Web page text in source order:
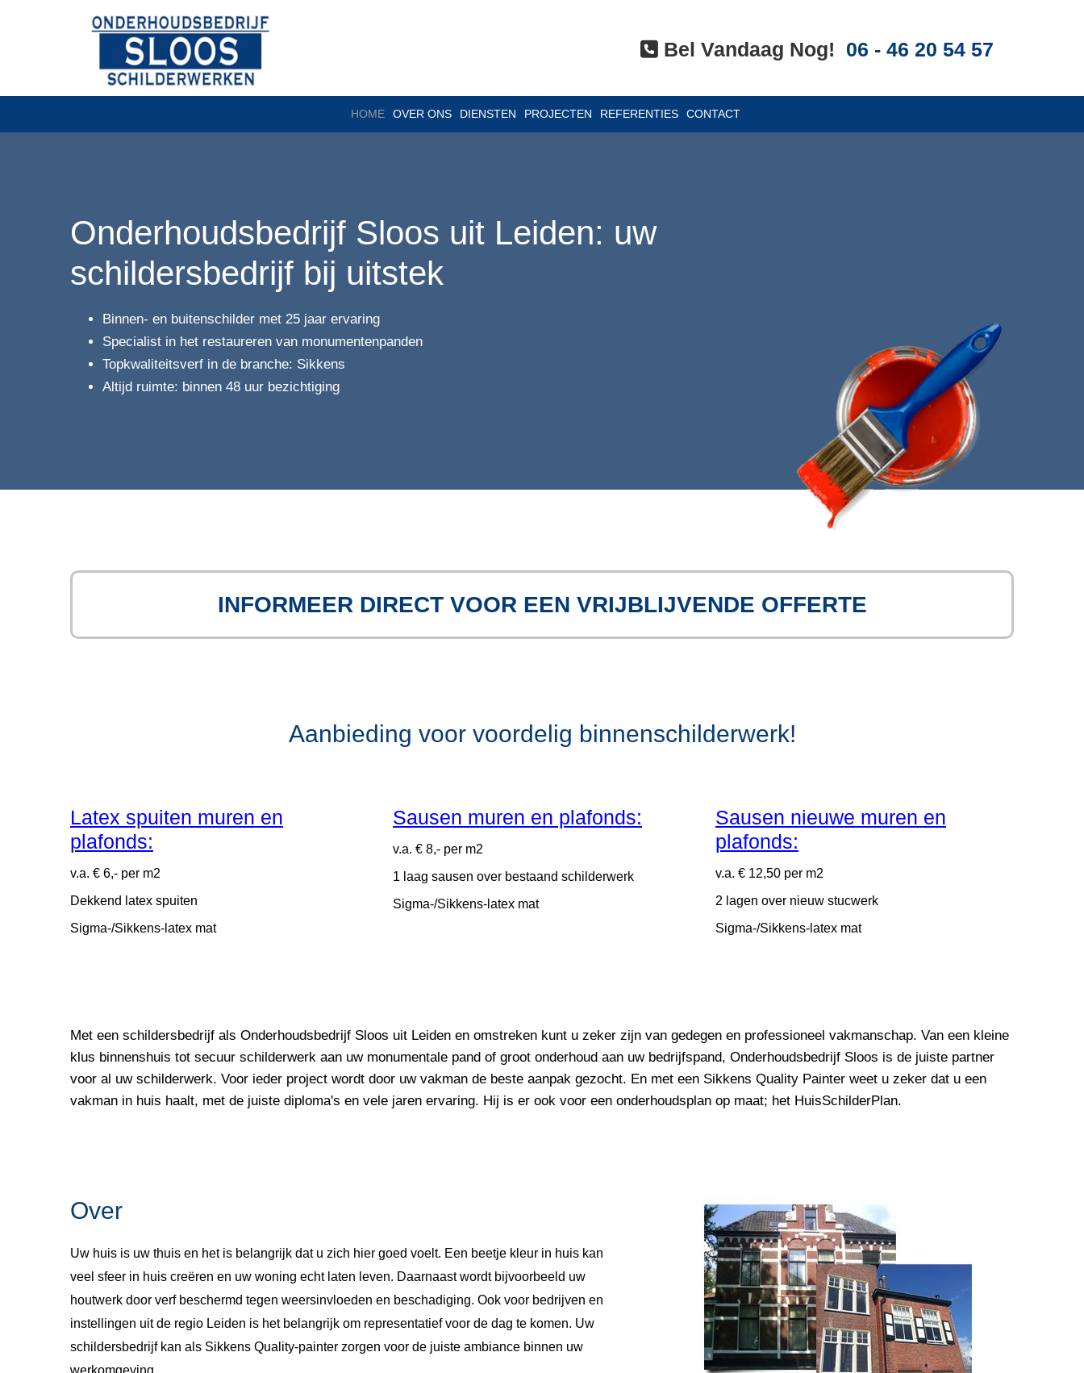
Bel Vandaag Nog! 06 - 46 20 54 57
HOME OVER ONS DIENSTEN PROJECTEN REFERENTIES CONTACT
Onderhoudsbedrijf Sloos uit Leiden: uw
schildersbedrijf bij uitstek
Binnen- en buitenschilder met 25 jaar ervaring
Specialist in het restaureren van monumentenpanden
Topkwaliteitsverf in de branche: Sikkens
Altijd ruimte: binnen 48 uur bezichtiging
INFORMEER DIRECT VOOR EEN VRIJBLIJVENDE OFFERTE
Aanbieding voor voordelig binnenschilderwerk!
Latex spuiten muren en
plafonds:
v.a. € 6,- per m2
Dekkend latex spuiten
Sigma-/Sikkens-latex mat
Sausen muren en plafonds:
v.a. € 8,- per m2
1 laag sausen over bestaand schilderwerk
Sigma-/Sikkens-latex mat
Sausen nieuwe muren en
plafonds:
v.a. € 12,50 per m2
2 lagen over nieuw stucwerk
Sigma-/Sikkens-latex mat
Met een schildersbedrijf als Onderhoudsbedrijf Sloos uit Leiden en omstreken kunt u zeker zijn van gedegen en professioneel vakmanschap. Van een kleine
klus binnenshuis tot secuur schilderwerk aan uw monumentale pand of groot onderhoud aan uw bedrijfspand, Onderhoudsbedrijf Sloos is de juiste partner
voor al uw schilderwerk. Voor ieder project wordt door uw vakman de beste aanpak gezocht. En met een Sikkens Quality Painter weet u zeker dat u een
vakman in huis haalt, met de juiste diploma's en vele jaren ervaring. Hij is er ook voor een onderhoudsplan op maat; het HuisSchilderPlan.
Over
Uw huis is uw thuis en het is belangrijk dat u zich hier goed voelt. Een beetje kleur in huis kan
veel sfeer in huis creëren en uw woning echt laten leven. Daarnaast wordt bijvoorbeeld uw
houtwerk door verf beschermd tegen weersinvloeden en beschadiging. Ook voor bedrijven en
instellingen uit de regio Leiden is het belangrijk om representatief voor de dag te komen. Uw
schildersbedrijf kan als Sikkens Quality-painter zorgen voor de juiste ambiance binnen uw
werkomgeving.